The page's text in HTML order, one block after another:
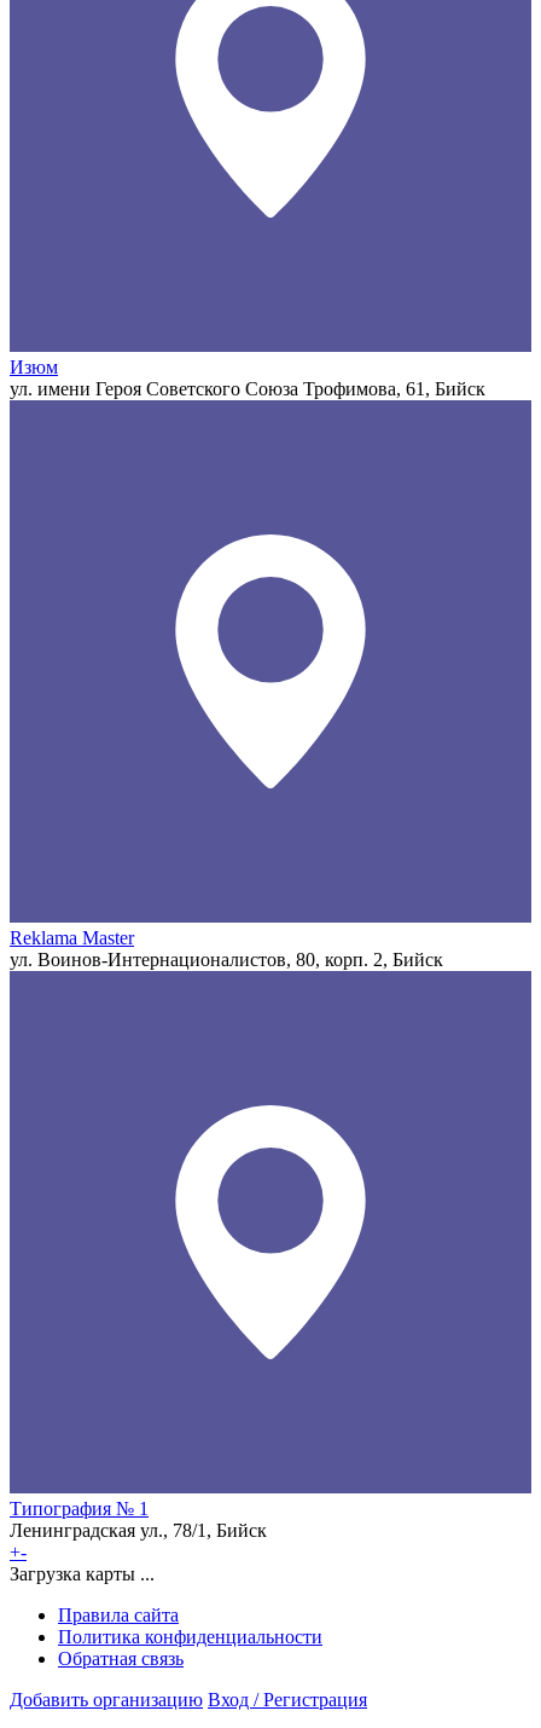
Изюм
ул. имени Героя Советского Союза Трофимова, 61, Бийск
Reklama Master
ул. Воинов-Интернационалистов, 80, корп. 2, Бийск
Типография № 1
Ленинградская ул., 78/1, Бийск
+-
Загрузка карты ...
Правила сайта
Политика конфиденциальности
Обратная связь
Добавить организацию Вход / Регистрация